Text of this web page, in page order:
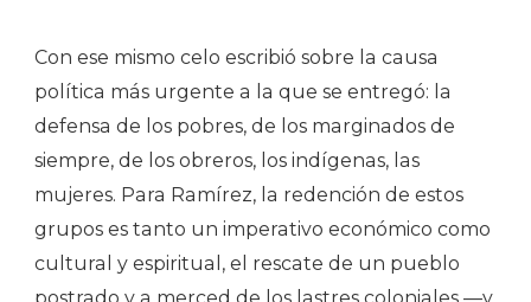
Con ese mismo celo escribió sobre la causa
política más urgente a la que se entregó: la
defensa de los pobres, de los marginados de
siempre, de los obreros, los indígenas, las
mujeres. Para Ramírez, la redención de estos
grupos es tanto un imperativo económico como
cultural y espiritual, el rescate de un pueblo